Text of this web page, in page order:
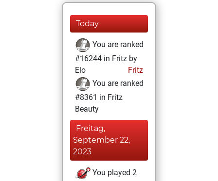
Today
You are ranked
#16244 in Fritz by
Elo
Fritz
You are ranked
#8361 in Fritz
Beauty
Freitag,
September 22,
2023
You played 2